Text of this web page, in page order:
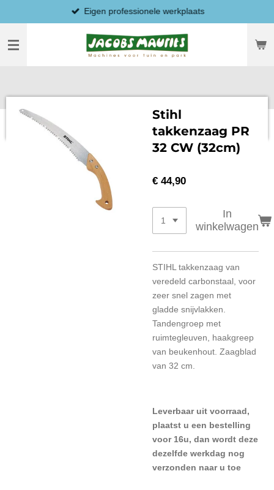
direct
naar
hoofdinhoud
Eigen professionele werkplaats
Stihl
takkenzaag PR
32 CW (32cm)
€ 44,90
In
winkelwagen
STIHL takkenzaag van
veredeld carbonstaal, voor
zeer snel zagen met
gladde snijvlakken.
Tandengroep met
ruimtegleuven, haakgreep
van beukenhout. Zaagblad
van 32 cm.
Leverbaar uit voorraad,
plaatst u een bestelling
voor 16u, dan wordt deze
dezelfde werkdag nog
verzonden naar u toe